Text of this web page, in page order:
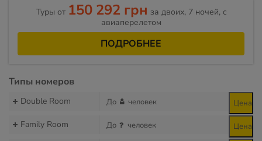
Туры от 150 292 грн за двоих, 7 ночей, c
авиаперелетом
ПОДРОБНЕЕ
Типы номеров
Double Room До человек Цена
Family Room До человек Цена